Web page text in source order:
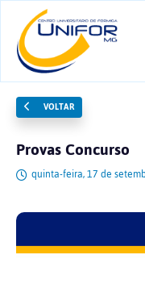
VOLTAR
Provas Concurso
quinta-feira, 17 de